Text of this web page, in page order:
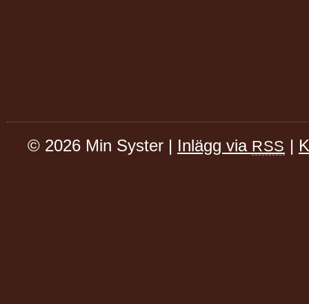
© 2026 Min Syster | Inlägg via RSS |